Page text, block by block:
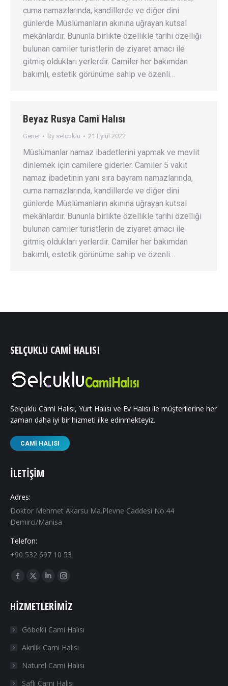
cuma namazlarında, kandillerde ve diğer dini
günlerde Müslümanların akınına uğrayan kutsal
mekânlardır. Bununla birlikte özellikle tarihi özelliği
bulunan camiler turistlerin de ziyaret amacı ile
gitmiş oldukları yerlerdir. Camiler her bakımdan
bakımlı, estetik görünüme sahip ve özenli…
Beyaz Rusya Cami Halısı
Genel By selcuklu 21 Eylül 2022
Müslümanlar namaz ibadetlerini yapmak ve mevlit
dinlemek için camilere giderler. Camiler 5 vakit
namaz ibadetinin yanı sıra bayram namazlarında,
cuma namazlarında, kandillerde ve diğer dini
günlerde Müslümanların akınına uğrayan kutsal
mekânlardır. Bununla birlikte özellikle tarihi özelliği
bulunan camiler turistlerin de ziyaret amacı ile
gitmiş oldukları yerlerdir. Camiler her bakımdan
bakımlı, estetik görünüme sahip ve özenli…
SELÇUKLU CAMI HALISI
Selçuklu Cami Halısı, Yurt Halısı ve Ev Halısı ile müşterilerine her
zaman daha iyi bir hizmeti ilke edinmekteyiz.
CAMI HALISI
İLETIŞIM
Adres:
Doktor Mehmet Akarsu Ma.Plevne Caddesi No:44
Demirci/Manisa
Telefon:
+90 532 697 10 53
Find us on:
Facebook
opens
new
window
X
opens
new
window
Linkedin
opens
new
window
Instagram
opens
new
window
HIZMETLERIMIZ
Göbekli Cami Halısı
Akrilik Cami Halısı
Naturel Cami Halısı
Saflı Cami Halısı